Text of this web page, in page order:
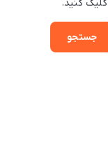
کنید.
جستجو